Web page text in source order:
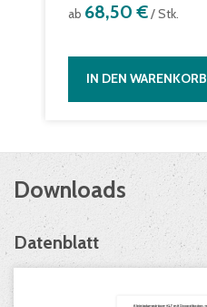
ab 68,50 €/ Stk.
IN DEN WARENKORB
Downloads
Datenblatt